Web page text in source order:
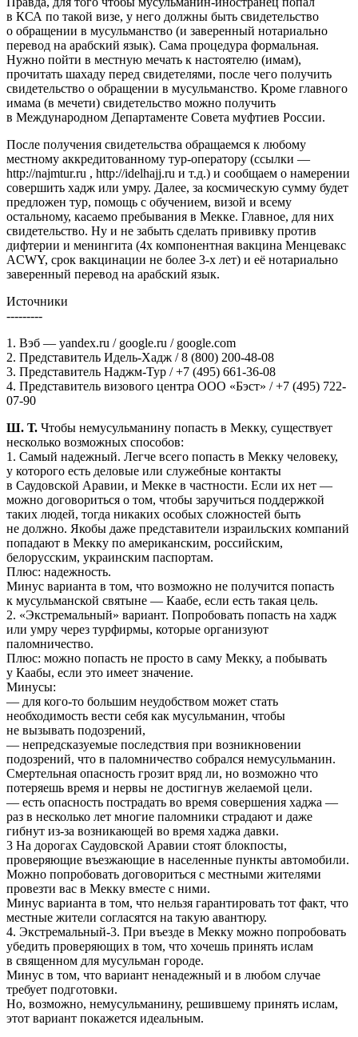
в КСА по такой визе, у него должны быть свидетельство
о обращении в мусульманство (и заверенный нотариально
перевод на арабский язык). Сама процедура формальная.
Нужно пойти в местную мечать к настоятелю (имам),
прочитать шахаду перед свидетелями, после чего получить
свидетельство о обращении в мусульманство. Кроме главного
имама (в мечети) свидетельство можно получить
в Международном Департаменте Совета муфтиев России.
После получения свидетельства обращаемся к любому
местному аккредитованному тур-оператору (ссылки —
http://najmtur.ru , http://idelhajj.ru и т.д.) и сообщаем о намерении
совершить хадж или умру. Далее, за космическую сумму будет
предложен тур, помощь с обучением, визой и всему
остальному, касаемо пребывания в Мекке. Главное, для них
свидетельство. Ну и не забыть сделать прививку против
дифтерии и менингита (4х компонентная вакцина Менцевакс
ACWY, срок вакцинации не более 3-х лет) и её нотариально
заверенный перевод на арабский язык.
Источники
---------
1. Вэб — yandex.ru / google.ru / google.com
2. Представитель Идель-Хадж / 8 (800) 200-48-08
3. Представитель Наджм-Тур / +7 (495) 661-36-08
4. Представитель визового центра ООО «Бэст» / +7 (495) 722-
07-90
Ш. Т. Чтобы немусульманину попасть в Мекку, существует
несколько возможных способов:
1. Самый надежный. Легче всего попасть в Мекку человеку,
у которого есть деловые или служебные контакты
в Саудовской Аравии, и Мекке в частности. Если их нет —
можно договориться о том, чтобы заручиться поддержкой
таких людей, тогда никаких особых сложностей быть
не должно. Якобы даже представители израильских компаний
попадают в Мекку по американским, российским,
белорусским, украинским паспортам.
Плюс: надежность.
Минус варианта в том, что возможно не получится попасть
к мусульманской святыне — Каабе, если есть такая цель.
2. «Экстремальный» вариант. Попробовать попасть на хадж
или умру через турфирмы, которые организуют
паломничество.
Плюс: можно попасть не просто в саму Мекку, а побывать
у Каабы, если это имеет значение.
Минусы:
— для кого-то большим неудобством может стать
необходимость вести себя как мусульманин, чтобы
не вызывать подозрений,
— непредсказуемые последствия при возникновении
подозрений, что в паломничество собрался немусульманин.
Смертельная опасность грозит вряд ли, но возможно что
потеряешь время и нервы не достигнув желаемой цели.
— есть опасность пострадать во время совершения хаджа —
раз в несколько лет многие паломники страдают и даже
гибнут из-за возникающей во время хаджа давки.
3 На дорогах Саудовской Аравии стоят блокпосты,
проверяющие въезжающие в населенные пункты автомобили.
Можно попробовать договориться с местными жителями
провезти вас в Мекку вместе с ними.
Минус варианта в том, что нельзя гарантировать тот факт, что
местные жители согласятся на такую авантюру.
4. Экстремальный-3. При въезде в Мекку можно попробовать
убедить проверяющих в том, что хочешь принять ислам
в священном для мусульман городе.
Минус в том, что вариант ненадежный и в любом случае
требует подготовки.
Но, возможно, немусульманину, решившему принять ислам,
этот вариант покажется идеальным.